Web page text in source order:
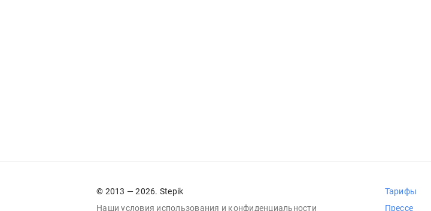
© 2013 — 2026. Stepik
Наши условия использования и конфиденциальности
Тарифы
Прессе